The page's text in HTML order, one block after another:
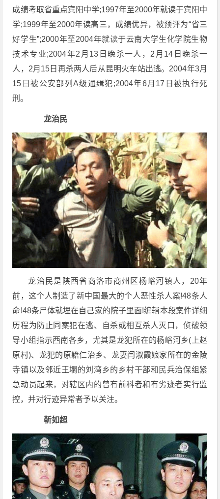
成绩考取省重点宾阳中学;1997年至2000年就读于宾阳中
学;1999年至2000年读高三，成绩优异，被预评为“省三
好学生”;2000年至2004年就读于云南大学生化学院生物
技术专业;2004年2月13日晚杀一人，2月14日晚杀一
人，2月15日再杀两人后从昆明火车站出逃。2004年3月
15日被公安部列A级通缉犯;2004年6月17日被执行死
刑。
龙治民
龙治民是陕西省商洛市商州区杨峪河镇人，20年
前，这个人制造了新中国最大的个人恶性杀人案!48条人
命!48条尸体就埋在自己家的院子里面!编辑本段案件详细
历程为防止同案犯在逃、自杀或相互杀人灭口，侦破领
导小组指示西南各乡，尤其是龙犯所在的杨峪河乡(上赵
原村)、龙犯的原籍仁治乡、龙妻闫淑霞娘家所在的金陵
寺镇以及邻近王墹的刘湾乡的乡村干部和民兵治保组紧
急动员起来，对辖区内的曾有前科者和有劣迹者实行监
控，并对行迹异常者予以关注。
靳如超